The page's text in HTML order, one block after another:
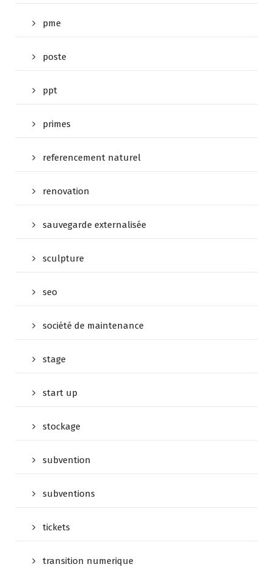
pme
poste
ppt
primes
referencement naturel
renovation
sauvegarde externalisée
sculpture
seo
société de maintenance
stage
start up
stockage
subvention
subventions
tickets
transition numerique